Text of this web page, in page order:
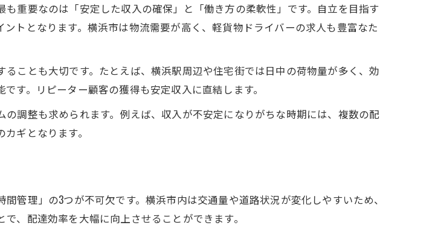
が選ぶ稼働戦略と工夫
る軽貨物配送自立の道
定収入と自立を両立する方法
の軽貨物配送自立活用術
に直結する配送サービス選び
用で収入安定を図るポイント
浜自立を叶える案件選び術
びが自立と収入アップの鍵
重要なのは「安定した収入の確保」と「働き方の柔軟性」です。自立を目指す
トとなります。横浜市は物流需要が高く、軽貨物ドライバーの求人も豊富なた
ことも大切です。たとえば、横浜駅周辺や住宅街では日中の荷物量が多く、効
す。リピーター顧客の獲得も安定収入に直結します。
調整も求められます。例えば、収入が不安定になりがちな時期には、複数の配
ギとなります。
管理」の3つが不可欠です。横浜市内は交通量や道路状況が変化しやすいため、
、配達効率を大幅に向上させることができます。